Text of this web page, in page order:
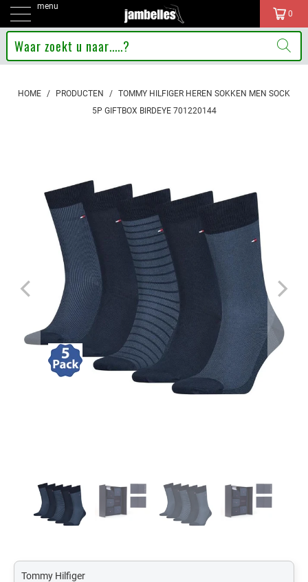
menu
0
HOME / PRODUCTEN / TOMMY HILFIGER HEREN SOKKEN MEN SOCK
5P GIFTBOX BIRDEYE 701220144
Tommy Hilfiger